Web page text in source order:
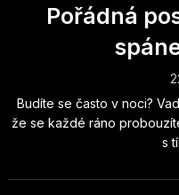
Pořádná
Budíte se často v noci?
že se každé ráno
s